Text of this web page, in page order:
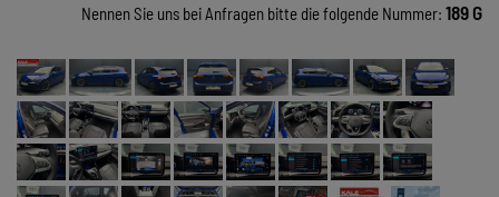
Nennen Sie uns bei Anfragen bitte die folgende Nummer: 189 G